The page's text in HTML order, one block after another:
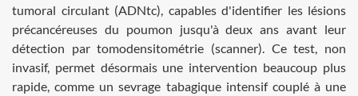
tumoral circulant (ADNtc), capables d'identifier les lésions
précancéreuses du poumon jusqu'à deux ans avant leur
détection par tomodensitométrie (scanner). Ce test, non
invasif, permet désormais une intervention beaucoup plus
rapide, comme un sevrage tabagique intensif couplé à une